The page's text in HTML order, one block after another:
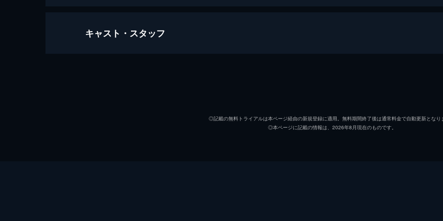
しもつかれガール
キャスト・スタッフ
北村鉄雄
◎記載の無料トライアルは本ページ経由の新規登録に適用。無料期間終了後は通常料金で自動更新となり
◎本ページに記載の情報は、2026年8月現在のものです。